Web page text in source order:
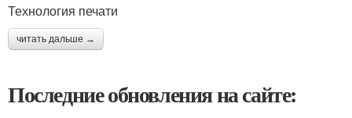
Технология печати
читать дальше →
Последние обновления на сайте: